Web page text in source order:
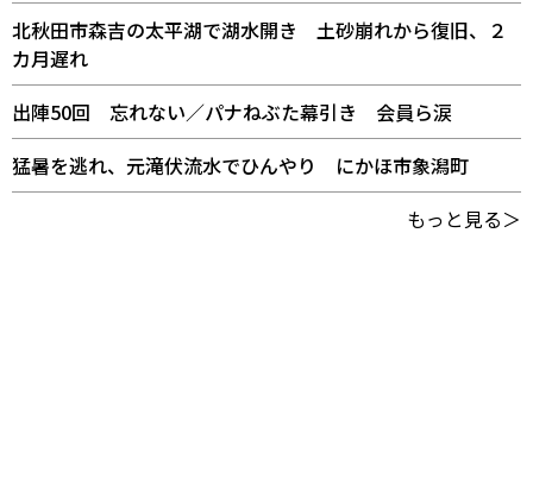
北秋田市森吉の太平湖で湖水開き 土砂崩れから復旧、２
カ月遅れ
出陣50回 忘れない／パナねぶた幕引き 会員ら涙
猛暑を逃れ、元滝伏流水でひんやり にかほ市象潟町
もっと見る＞